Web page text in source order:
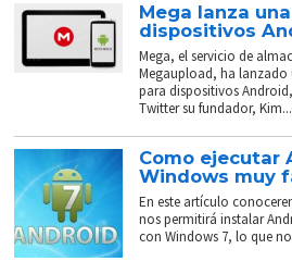
Mega lanza
dispositivos
Mega, el servicio de
Megaupload, ha
para dispositivos
Twitter su fundador, Kim...
Como ejecutar
Windows muy
En este artículo
nos permitirá instalar
con Windows 7, lo que